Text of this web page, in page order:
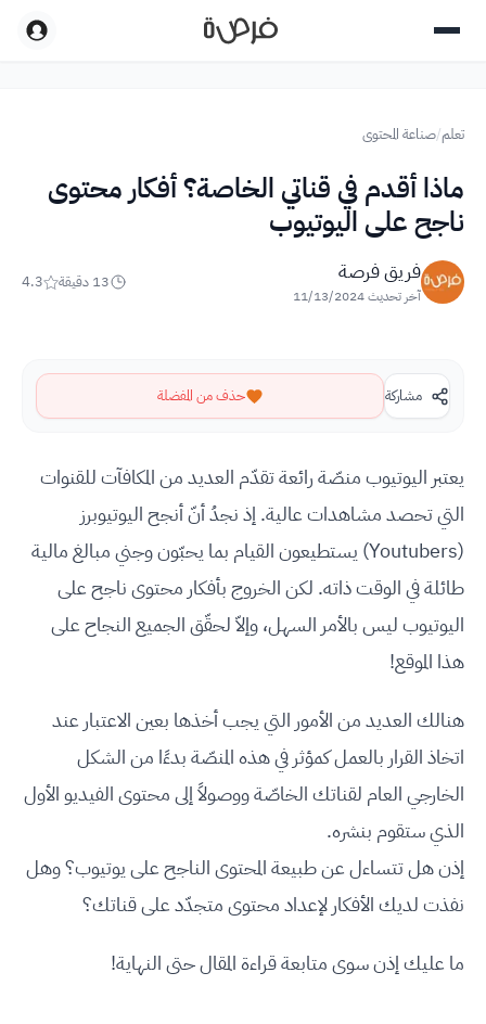
تعلم/صناعة المحتوى
ماذا أقدم في قناتي الخاصة؟ أفكار محتوى
ناجح على اليوتيوب
فريق فرصة
آخر تحديث11/13/2024
13 دقيقة 4.3
مشاركة حذف من المفضلة
يعتبر اليوتيوب منصّة رائعة تقدّم العديد من المكافآت للقنوات
التي تحصد مشاهدات عالية. إذ نجدُ أنّ أنجح اليوتيوبرز
(Youtubers) يستطيعون القيام بما يحبّون وجني مبالغ مالية
طائلة في الوقت ذاته. لكن الخروج بأفكار محتوى ناجح على
اليوتيوب ليس بالأمر السهل، وإلاّ لحقّق الجميع النجاح على
هذا الموقع!
هنالك العديد من الأمور التي يجب أخذها بعين الاعتبار عند
اتخاذ القرار بالعمل كمؤثر في هذه المنصّة بدءًا من الشكل
الخارجي العام لقناتك الخاصّة ووصولاً إلى محتوى الفيديو الأول
الذي ستقوم بنشره.
إذن هل تتساءل عن طبيعة المحتوى الناجح على يوتيوب؟ وهل
نفذت لديك الأفكار لإعداد محتوى متجدّد على قناتك؟
ما عليك إذن سوى متابعة قراءة المقال حتى النهاية!